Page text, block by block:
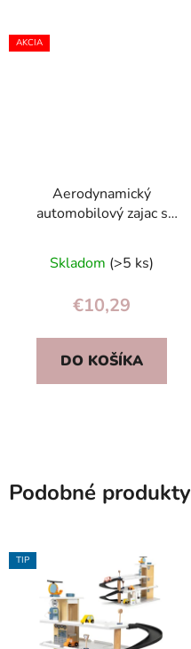
AKCIA
Aerodynamický
automobilový zajac s
Skladom (>5 ks)
€10,29
DO KOŠÍKA
Podobné produkty
TIP